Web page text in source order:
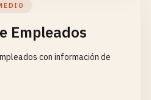
Empleados
con información de